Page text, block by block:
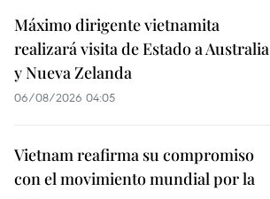
Máximo dirigente vietnamita
realizará visita de Estado a Australia
y Nueva Zelanda
06/08/2026 04:05
Vietnam reafirma su compromiso
con el movimiento mundial por la